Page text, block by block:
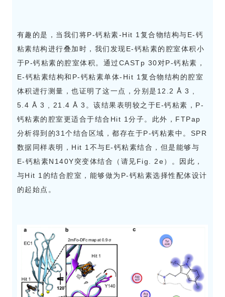
有趣的是，当我们将P-钙粘素-Hit 1复合物结构与E-钙
粘素结构进行叠加时，我们发现E-钙粘素的腔室体积小
于P-钙粘素的腔室体积。通过CASTp 30对P-钙粘素，
E-钙粘素结构和P-钙粘素单体-Hit 1复合物结构的腔室
体积进行测量，也证明了这一点，分别是12.2 Å 3 ,
5.4 Å 3 , 21.4 Å 3。该结果表明较之于E-钙粘素，P-
钙粘素的腔室更适合于结合Hit 1分子。此外，FTPap
分析得到的31个结合区域，都存在于P-钙粘素中。SPR
数据同样表明，Hit 1不与E-钙粘素结合，但是能够与
E-钙粘素N140Y突变体结合（请见Fig. 2e）。因此，
与Hit 1的结合腔室，能够做为P-钙粘素选择性配体设计
的起始点。